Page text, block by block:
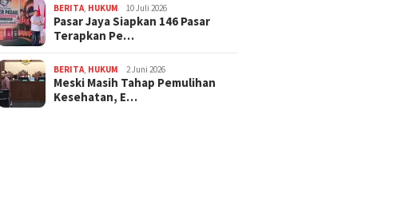
BERITA HUKUM 10 Juli 2026
Pasar Jaya Siapkan 146 Pasar
Terapkan Pe…
BERITA HUKUM 2 Juni 2026
Meski Masih Tahap Pemulihan
Kesehatan, E…